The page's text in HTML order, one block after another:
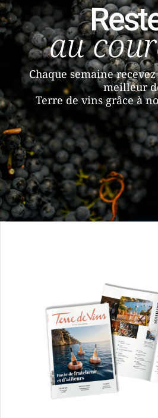
au
Chaque semaine
meilleur
Terre de vins grâce à